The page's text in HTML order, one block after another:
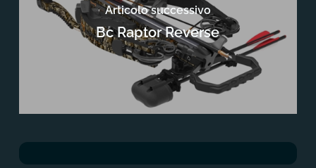
Articolo successivo
Bc Raptor Reverse